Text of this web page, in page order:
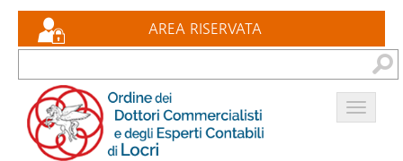
AREA RISERVATA
Eventi formativi
Documenti
Bacheca
Contatti